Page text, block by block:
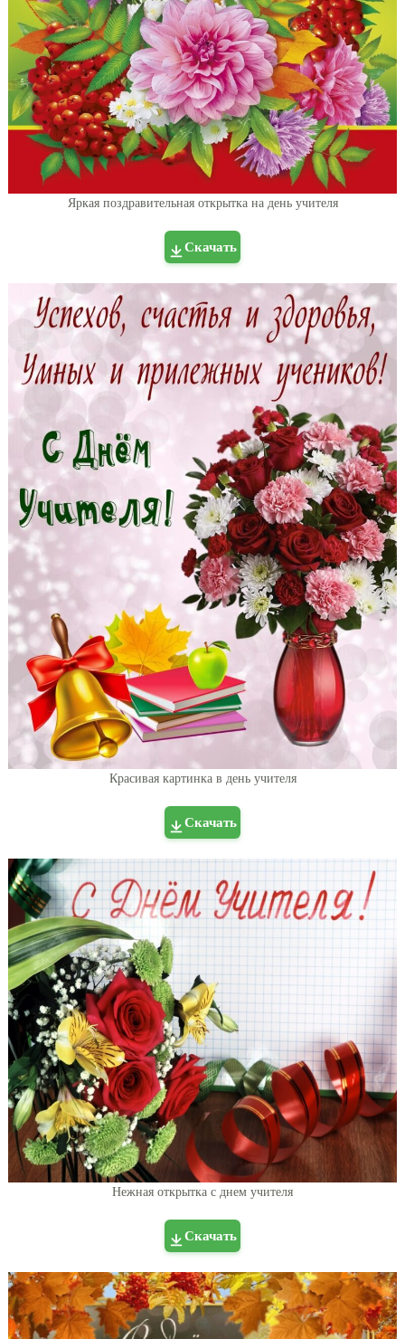
Яркая поздравительная открытка на день учителя
Скачать
Красивая картинка в день учителя
Скачать
Нежная открытка с днем учителя
Скачать